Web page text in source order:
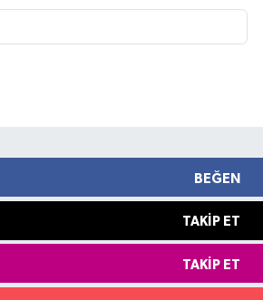
BEĞEN
TAKIP ET
TAKIP ET